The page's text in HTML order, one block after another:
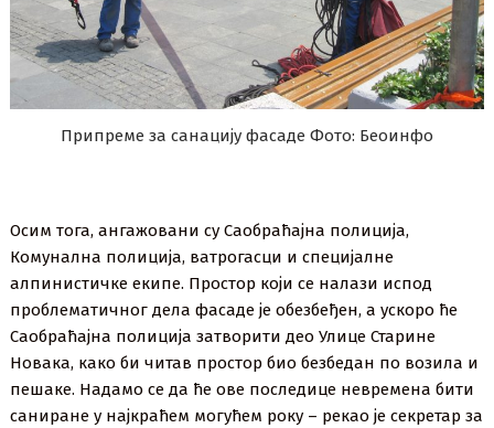
Припреме за санацију фасаде Фото: Беоинфо
Осим тога, ангажовани су Саобраћајна полиција,
Комунална полиција, ватрогасци и специјалне
алпинистичке екипе. Простор који се налази испод
проблематичног дела фасаде је обезбеђен, а ускоро ће
Саобраћајна полиција затворити део Улице Старине
Новака, како би читав простор био безбедан по возила и
пешаке. Надамо се да ће ове последице невремена бити
саниране у најкраћем могућем року – рекао је секретар за